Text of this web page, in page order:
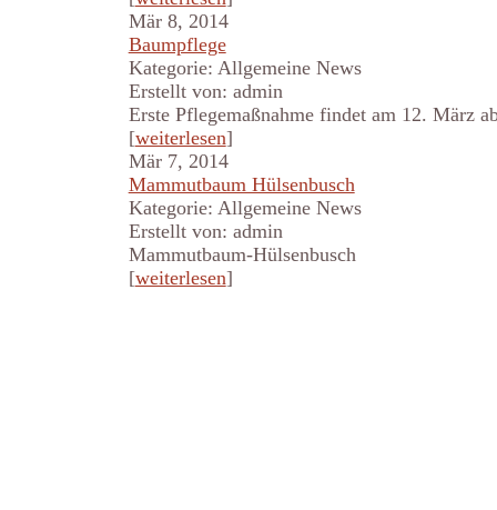
Mär 8, 2014
Baumpflege
Kategorie: Allgemeine News
Erstellt von: admin
Erste Pflegemaßnahme findet am 12. März
[weiterlesen]
Mär 7, 2014
Mammutbaum Hülsenbusch
Kategorie: Allgemeine News
Erstellt von: admin
Mammutbaum-Hülsenbusch
[weiterlesen]